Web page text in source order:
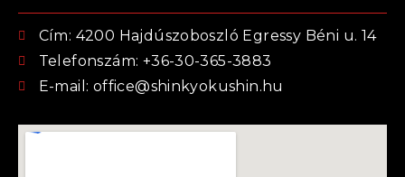
Cím: 4200 Hajdúszoboszló Egressy Béni u. 14
Telefonszám: +36-30-365-3883
E-mail: office@shinkyokushin.hu